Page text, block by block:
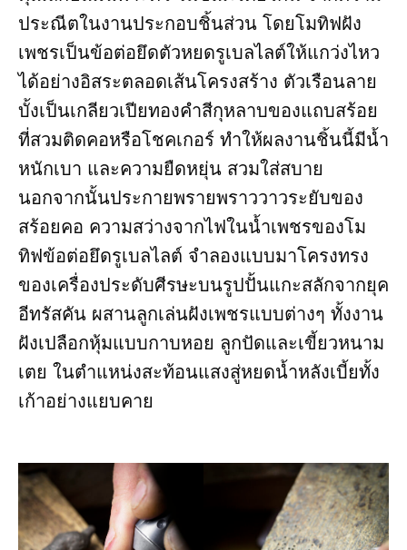
ประณีตในงานประกอบชิ้นส่วน โดยโมทิฟฝัง
เพชรเป็นข้อต่อยึดตัวหยดรูเบลไลต์ให้แกว่งไหว
ได้อย่างอิสระตลอดเส้นโครงสร้าง ตัวเรือนลาย
บั้งเป็นเกลียวเปียทองคำสีกุหลาบของแถบสร้อย
ที่สวมติดคอหรือโชคเกอร์ ทำให้ผลงานชิ้นนี้มีน้ำ
หนักเบา และความยืดหยุ่น สวมใส่สบาย
นอกจากนั้นประกายพรายพราววาวระยับของ
สร้อยคอ ความสว่างจากไฟในน้ำเพชรของโม
ทิฟข้อต่อยึดรูเบลไลต์ จำลองแบบมาโครงทรง
ของเครื่องประดับศีรษะบนรูปปั้นแกะสลักจากยุค
อีทรัสคัน ผสานลูกเล่นฝังเพชรแบบต่างๆ ทั้งงาน
ฝังเปลือกหุ้มแบบกาบหอย ลูกปัดและเขี้ยวหนาม
เตย ในตำแหน่งสะท้อนแสงสู่หยดน้ำหลังเบี้ยทั้ง
เก้าอย่างแยบคาย